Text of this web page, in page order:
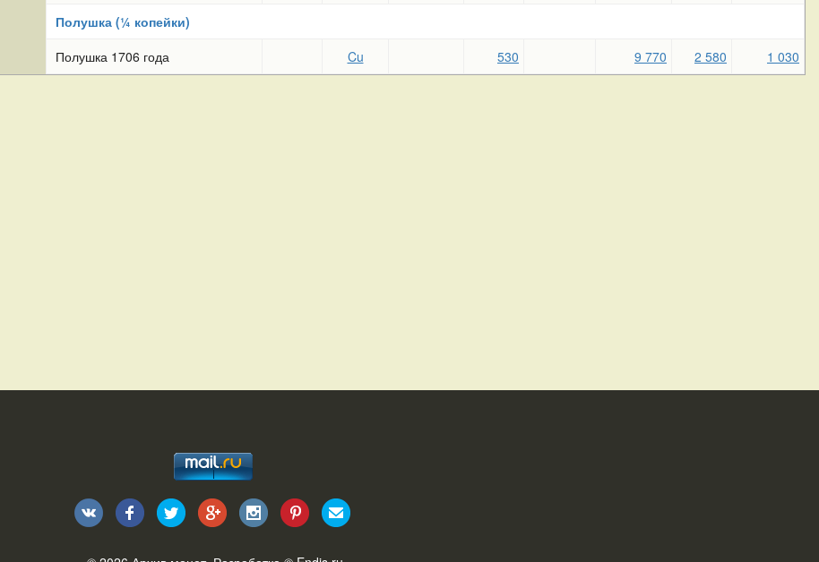
Полушка (¼ копейки)
Полушка 1706 года
Cu 530 9 770 2 580 1 030